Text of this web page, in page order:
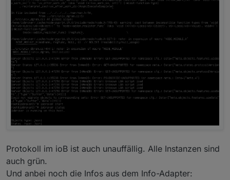
Protokoll im ioB ist auch unauffällig. Alle Instanzen sind
auch grün.
Und anbei noch die Infos aus dem Info-Adapter: